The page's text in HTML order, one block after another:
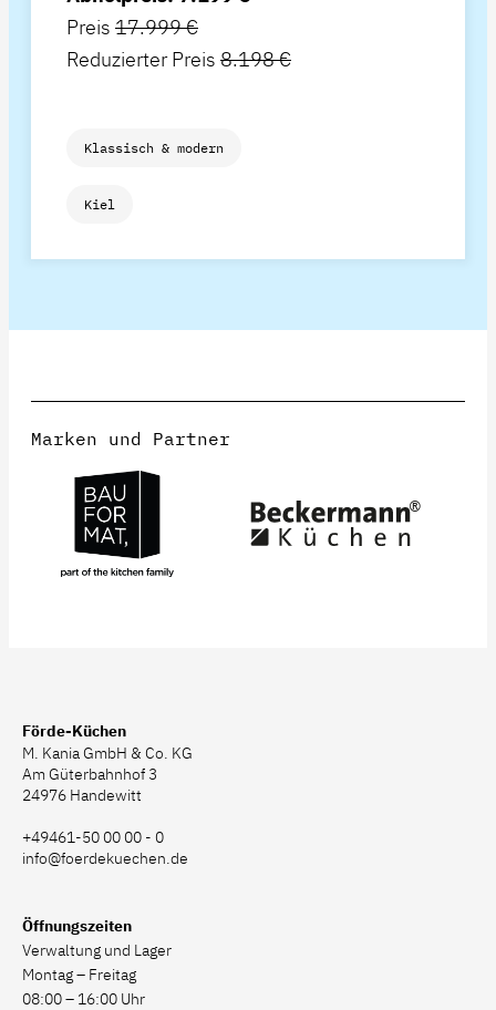
Preis 17.999 €
Reduzierter Preis 8.198 €
Klassisch & modern
Kiel
Marken und Partner
Förde-Küchen
M. Kania GmbH & Co. KG
Am Güterbahnhof 3
24976 Handewitt
+49461-50 00 00 - 0
info@foerdekuechen.de
Öffnungszeiten
Verwaltung und Lager
Montag – Freitag
08:00 – 16:00 Uhr